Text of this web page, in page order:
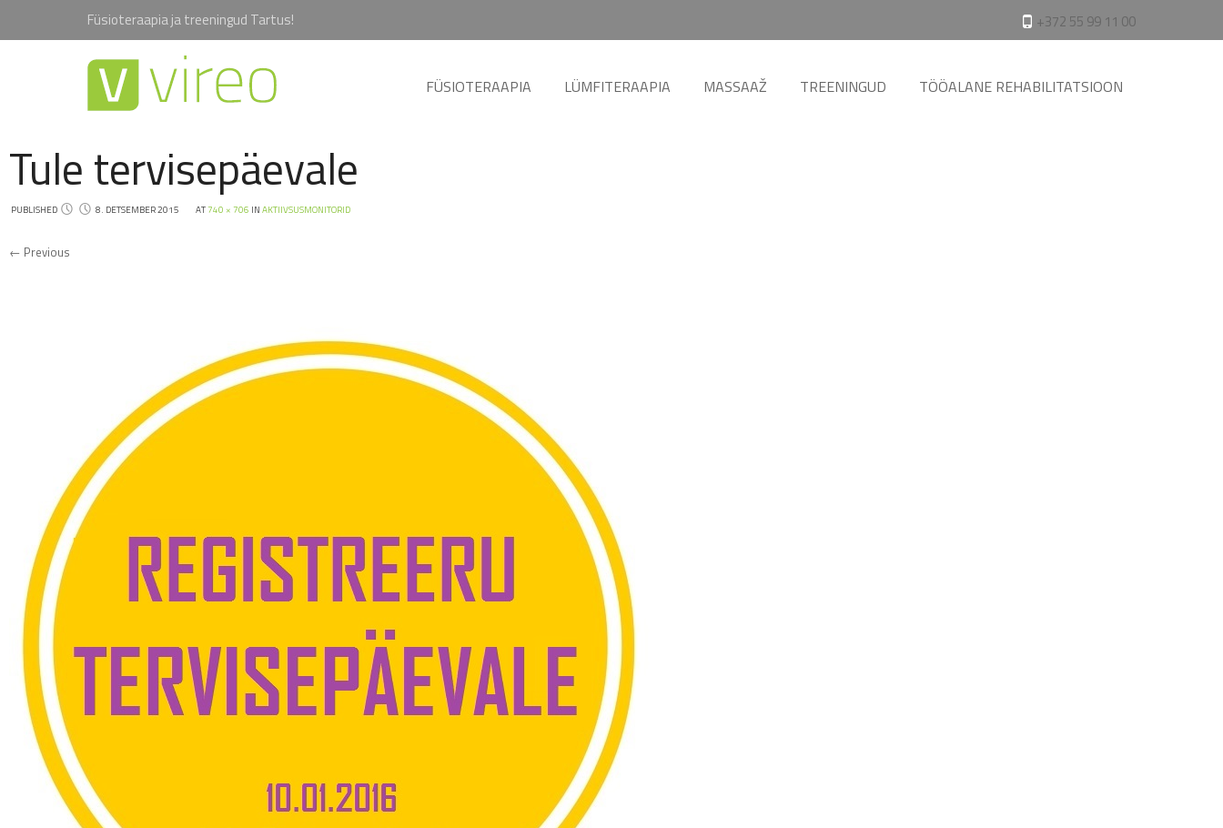
Füsioteraapia ja treeningud Tartus! +372 55 99 11 00
Menu
SKIP TO CONTENT
FÜSIOTERAAPIA LÜMFITERAAPIA MASSAAŽ TREENINGUD TÖÖALANE REHABILITATSIOON
Tule tervisepäevale
PUBLISHED 8. DETSEMBER 2015 AT740 × 706 IN AKTIIVSUSMONITORID
← Previous